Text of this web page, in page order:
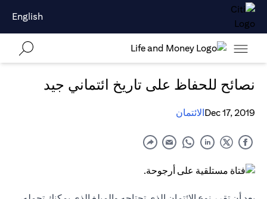
English
نصائح للحفاظ على تاريخ ائتماني جيد
Dec 17, 2019الائتمان